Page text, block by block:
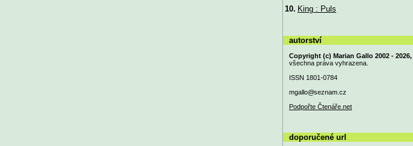
10. King : Puls
autorství
Copyright (c) Marian Gallo 2002 - 2026,
všechna práva vyhrazena.
ISSN 1801-0784
mgallo@seznam.cz
Podpořte Čtenáře.net
doporučené url